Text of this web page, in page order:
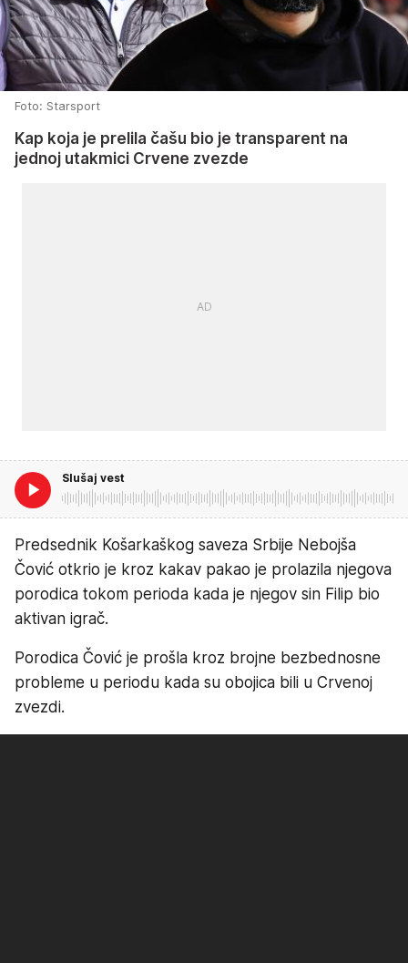
Foto: Starsport
Kap koja je prelila čašu bio je transparent na
jednoj utakmici Crvene zvezde
Slušaj vest
Predsednik Košarkaškog saveza Srbije Nebojša
Čović otkrio je kroz kakav pakao je prolazila njegova
porodica tokom perioda kada je njegov sin Filip bio
aktivan igrač.
Porodica Čović je prošla kroz brojne bezbednosne
probleme u periodu kada su obojica bili u Crvenoj
zvezdi.